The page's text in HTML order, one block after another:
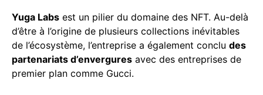
Yuga Labs est un pilier du domaine des NFT. Au-delà
d’être à l’origine de plusieurs collections inévitables
de l’écosystème, l’entreprise a également conclu des
partenariats d’envergures avec des entreprises de
premier plan comme Gucci.